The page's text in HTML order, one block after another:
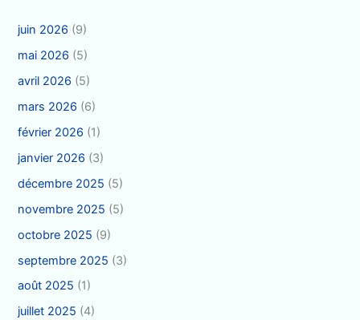
juin 2026 (9)
mai 2026 (5)
avril 2026 (5)
mars 2026 (6)
février 2026 (1)
janvier 2026 (3)
décembre 2025 (5)
novembre 2025 (5)
octobre 2025 (9)
septembre 2025 (3)
août 2025 (1)
juillet 2025 (4)